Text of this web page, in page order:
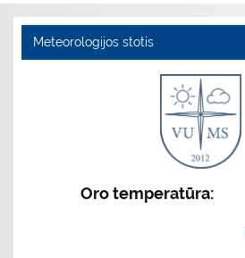
Meteorologijos stotis
Oro temperatūra: